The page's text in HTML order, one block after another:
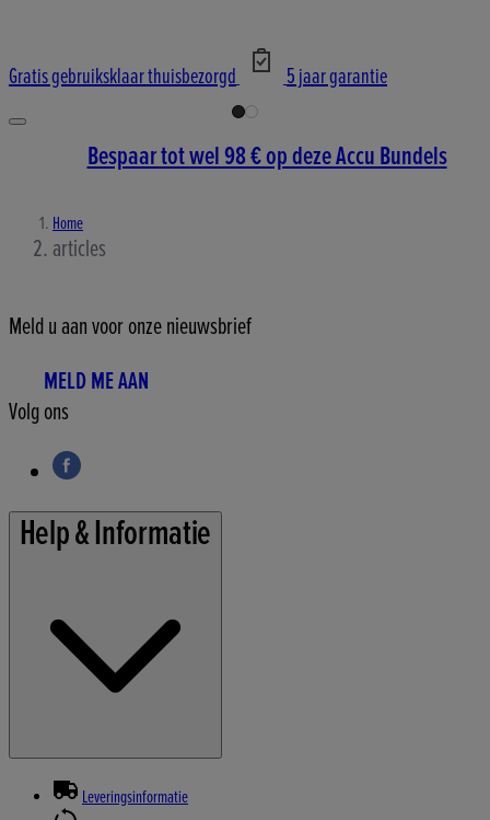
Gratis gebruiksklaar thuisbezorgd 5 jaar garantie
Bespaar tot wel 98 € op deze Accu Bundels
Home
articles
Meld u aan voor onze nieuwsbrief
MELD ME AAN
Volg ons
Help & Informatie
Leveringsinformatie